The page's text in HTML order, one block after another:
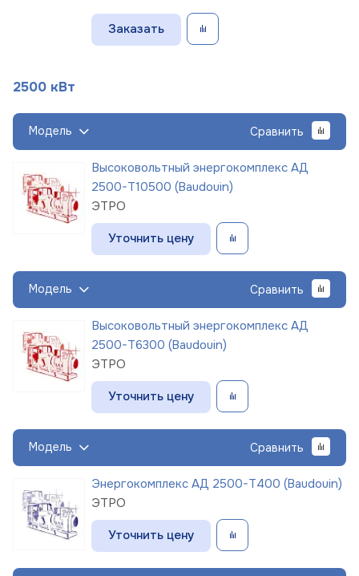
Заказать
2500 кВт
Модель Сравнить
Высоковольтный энергокомплекс АД
2500-Т10500 (Baudouin)
ЭТРО
Уточнить цену
Модель Сравнить
Высоковольтный энергокомплекс АД
2500-Т6300 (Baudouin)
ЭТРО
Уточнить цену
Модель Сравнить
Энергокомплекс АД 2500-Т400 (Baudouin)
ЭТРО
Уточнить цену